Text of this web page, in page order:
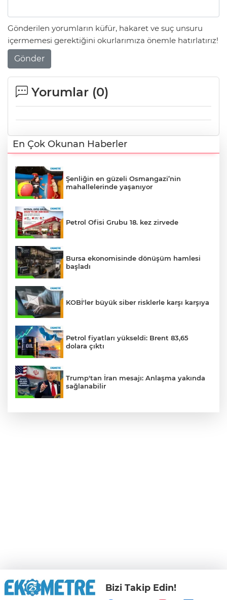
Gönderilen yorumların küfür, hakaret ve suç unsuru
içermemesi gerektiğini okurlarımıza önemle hatırlatırız!
Gönder
Yorumlar (0)
En Çok Okunan Haberler
Şenliğin en güzeli Osmangazi’nin
mahallelerinde yaşanıyor
Petrol Ofisi Grubu 18. kez zirvede
Bursa ekonomisinde dönüşüm hamlesi
başladı
KOBİ'ler büyük siber risklerle karşı karşıya
Petrol fiyatları yükseldi: Brent 83,65
dolara çıktı
Trump'tan İran mesajı: Anlaşma yakında
sağlanabilir
Bizi Takip Edin!